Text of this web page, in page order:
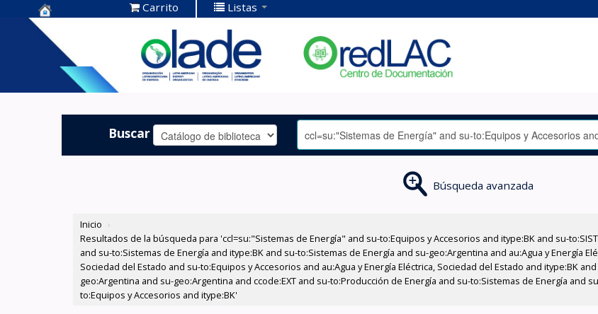
Centro de
Documentación
OLADE -
Carrito Listas
Buscar
Búsqueda avanzada
Inicio ›
Resultados de la búsqueda para 'ccl=su:"Sistemas de Energía" and su-to:Equipos y Accesorios and itype:BK and su-
and su-to:Sistemas de Energía and itype:BK and su-to:Sistemas de Energía and su-geo:Argentina and au:Agua y Energía
Sociedad del Estado and su-to:Equipos y Accesorios and au:Agua y Energía Eléctrica, Sociedad del Estado and itype:BK
geo:Argentina and su-geo:Argentina and ccode:EXT and su-to:Producción de Energía and su-to:Sistemas de Energía and
to:Equipos y Accesorios and itype:BK'